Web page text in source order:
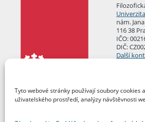
Tyto webové stránky používají soubory cookies
uživatelského prostředí, analýzy návštěvnosti
nám.
116 38
IČO:
DIČ:
Další